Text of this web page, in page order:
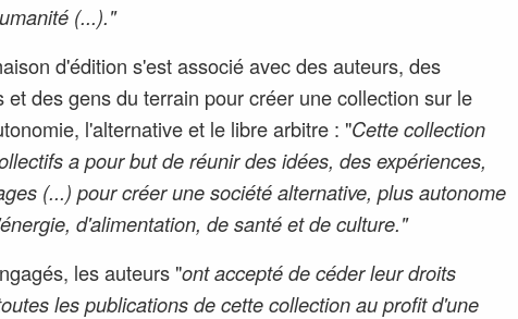
(...)."
d'édition s'est associé avec des auteurs, des
et des gens du terrain pour créer une collection sur le
l'alternative et le libre arbitre : "Cette collection
a pour but de réunir des idées, des expériences,
(...) pour créer une société alternative, plus autonome
d'alimentation, de santé et de culture."
les auteurs "ont accepté de céder leur droits
les publications de cette collection au profit d'une